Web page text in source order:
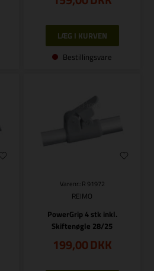
Bestillingsvare
Varenr.: R 91972
REIMO
PowerGrip 4 stk inkl.
Skiftenøgle 28/25
199,00DKK